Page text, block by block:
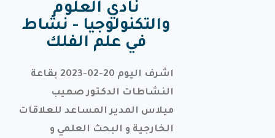
سرير
تحضير
الإفطار
في إطار
الإطعام
نادي العلوم
والتكنولوجيا - نشاط
في علم الفلك
اشرف اليوم 20-02-2023 بقاعة
النشاطات الدكتور صهيب
ميلاس المدير المساعد للعلاقات
الخارجية و البحث العلمي و